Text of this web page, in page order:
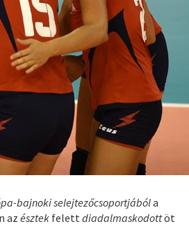
bajnoki selejtezőcsoportjábóla
azésztek felettdiadalmaskodottöt